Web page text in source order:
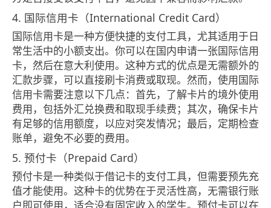
4. 国际信用卡（International Credit Card）
国际信用卡是一种方便快捷的支付工具，尤其适用于日
常生活中的小额支出。你可以在国内申请一张国际信用
卡，然后在意大利使用。这种方式的优点是无需额外的
汇款步骤，可以直接刷卡消费或取现。然而，使用国际
信用卡需要注意以下几点：首先，了解卡片的境外使用
费用，包括外汇兑换费和取现手续费；其次，确保卡片
有足够的信用额度，以应对突发情况；最后，定期检查
账单，避免不必要的费用。
5. 预付卡（Prepaid Card）
预付卡是一种类似于借记卡的支付工具，但需要预先充
值才能使用。这种卡的优势在于灵活性高，无需银行账
户即可使用，适合没有固定收入的学生。预付卡可以在